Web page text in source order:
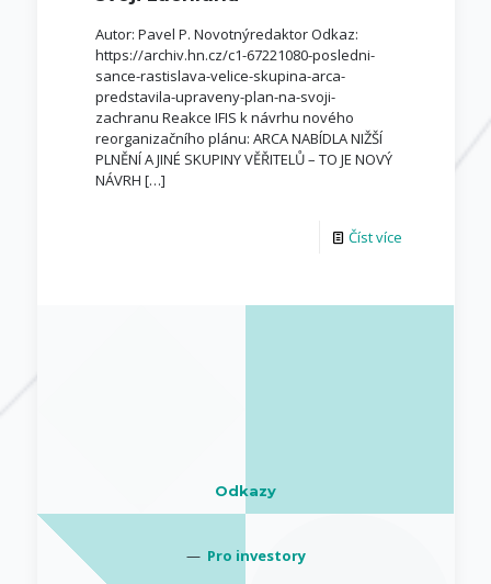
Autor: Pavel P. Novotnýredaktor Odkaz:
https://archiv.hn.cz/c1-67221080-posledni-
sance-rastislava-velice-skupina-arca-
predstavila-upraveny-plan-na-svoji-
zachranu Reakce IFIS k návrhu nového
reorganizačního plánu: ARCA NABÍDLA NIŽŠÍ
PLNĚNÍ A JINÉ SKUPINY VĚŘITELŮ – TO JE NOVÝ
NÁVRH […]
Číst více
Odkazy
— Pro investory